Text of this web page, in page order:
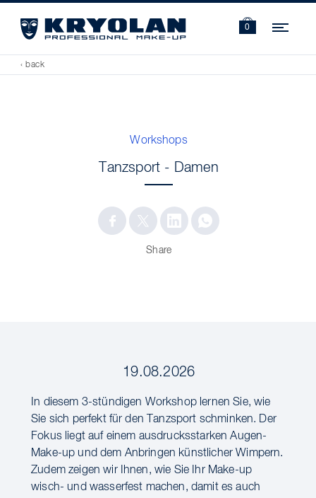
0
‹ back
Workshops
Tanzsport - Damen
Share
19.08.2026
In diesem 3-stündigen Workshop lernen Sie, wie
Sie sich perfekt für den Tanzsport schminken. Der
Fokus liegt auf einem ausdrucksstarken Augen-
Make-up und dem Anbringen künstlicher Wimpern.
Zudem zeigen wir Ihnen, wie Sie Ihr Make-up
wisch- und wasserfest machen, damit es auch